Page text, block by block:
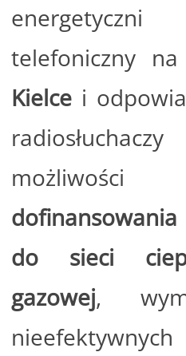
energetyczni
telefoniczny
Kielcei
dofinansowania
do sieci
gazowej,